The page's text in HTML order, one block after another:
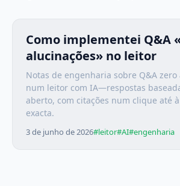
Como implementei Q&A
alucinações» no leitor
Notas de engenharia sobre Q&A zero
num leitor com IA—respostas
aberto, com citações num clique até
exacta.
3 de junho de 2026#leitor#AI#engenharia